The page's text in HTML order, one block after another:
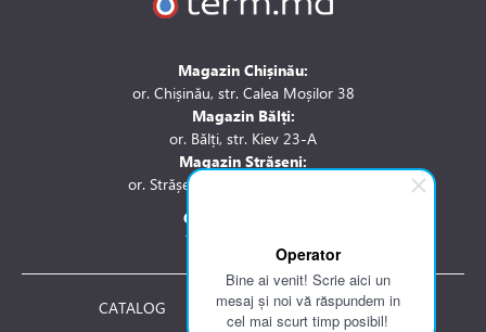
Operator
Bine ai venit! Scrie aici un
mesaj și noi vă răspundem in
cel mai scurt timp posibil!
Magazin Chișinău:
or. Chișinău, str. Calea Moșilor 38
Magazin Bălți:
or. Bălți, str. Kiev 23-A
Magazin Strășeni:
or. Strășeni, str. Stefan cel Mare 1A
Contactați-ne la:
Tel.: 061 007 744
CATALOG
DESPRE NOI